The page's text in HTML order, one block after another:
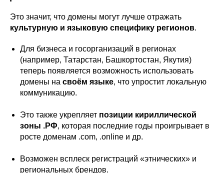
Это значит, что домены могут лучше отражать
культурную и языковую специфику регионов.
Для бизнеса и госорганизаций в регионах
(например, Татарстан, Башкортостан, Якутия)
теперь появляется возможность использовать
домены на своём языке, что упростит локальную
коммуникацию.
Это также укрепляет позиции кириллической
зоны .РФ, которая последние годы проигрывает в
росте доменам .com, .online и др.
Возможен всплеск регистраций «этнических» и
региональных брендов.